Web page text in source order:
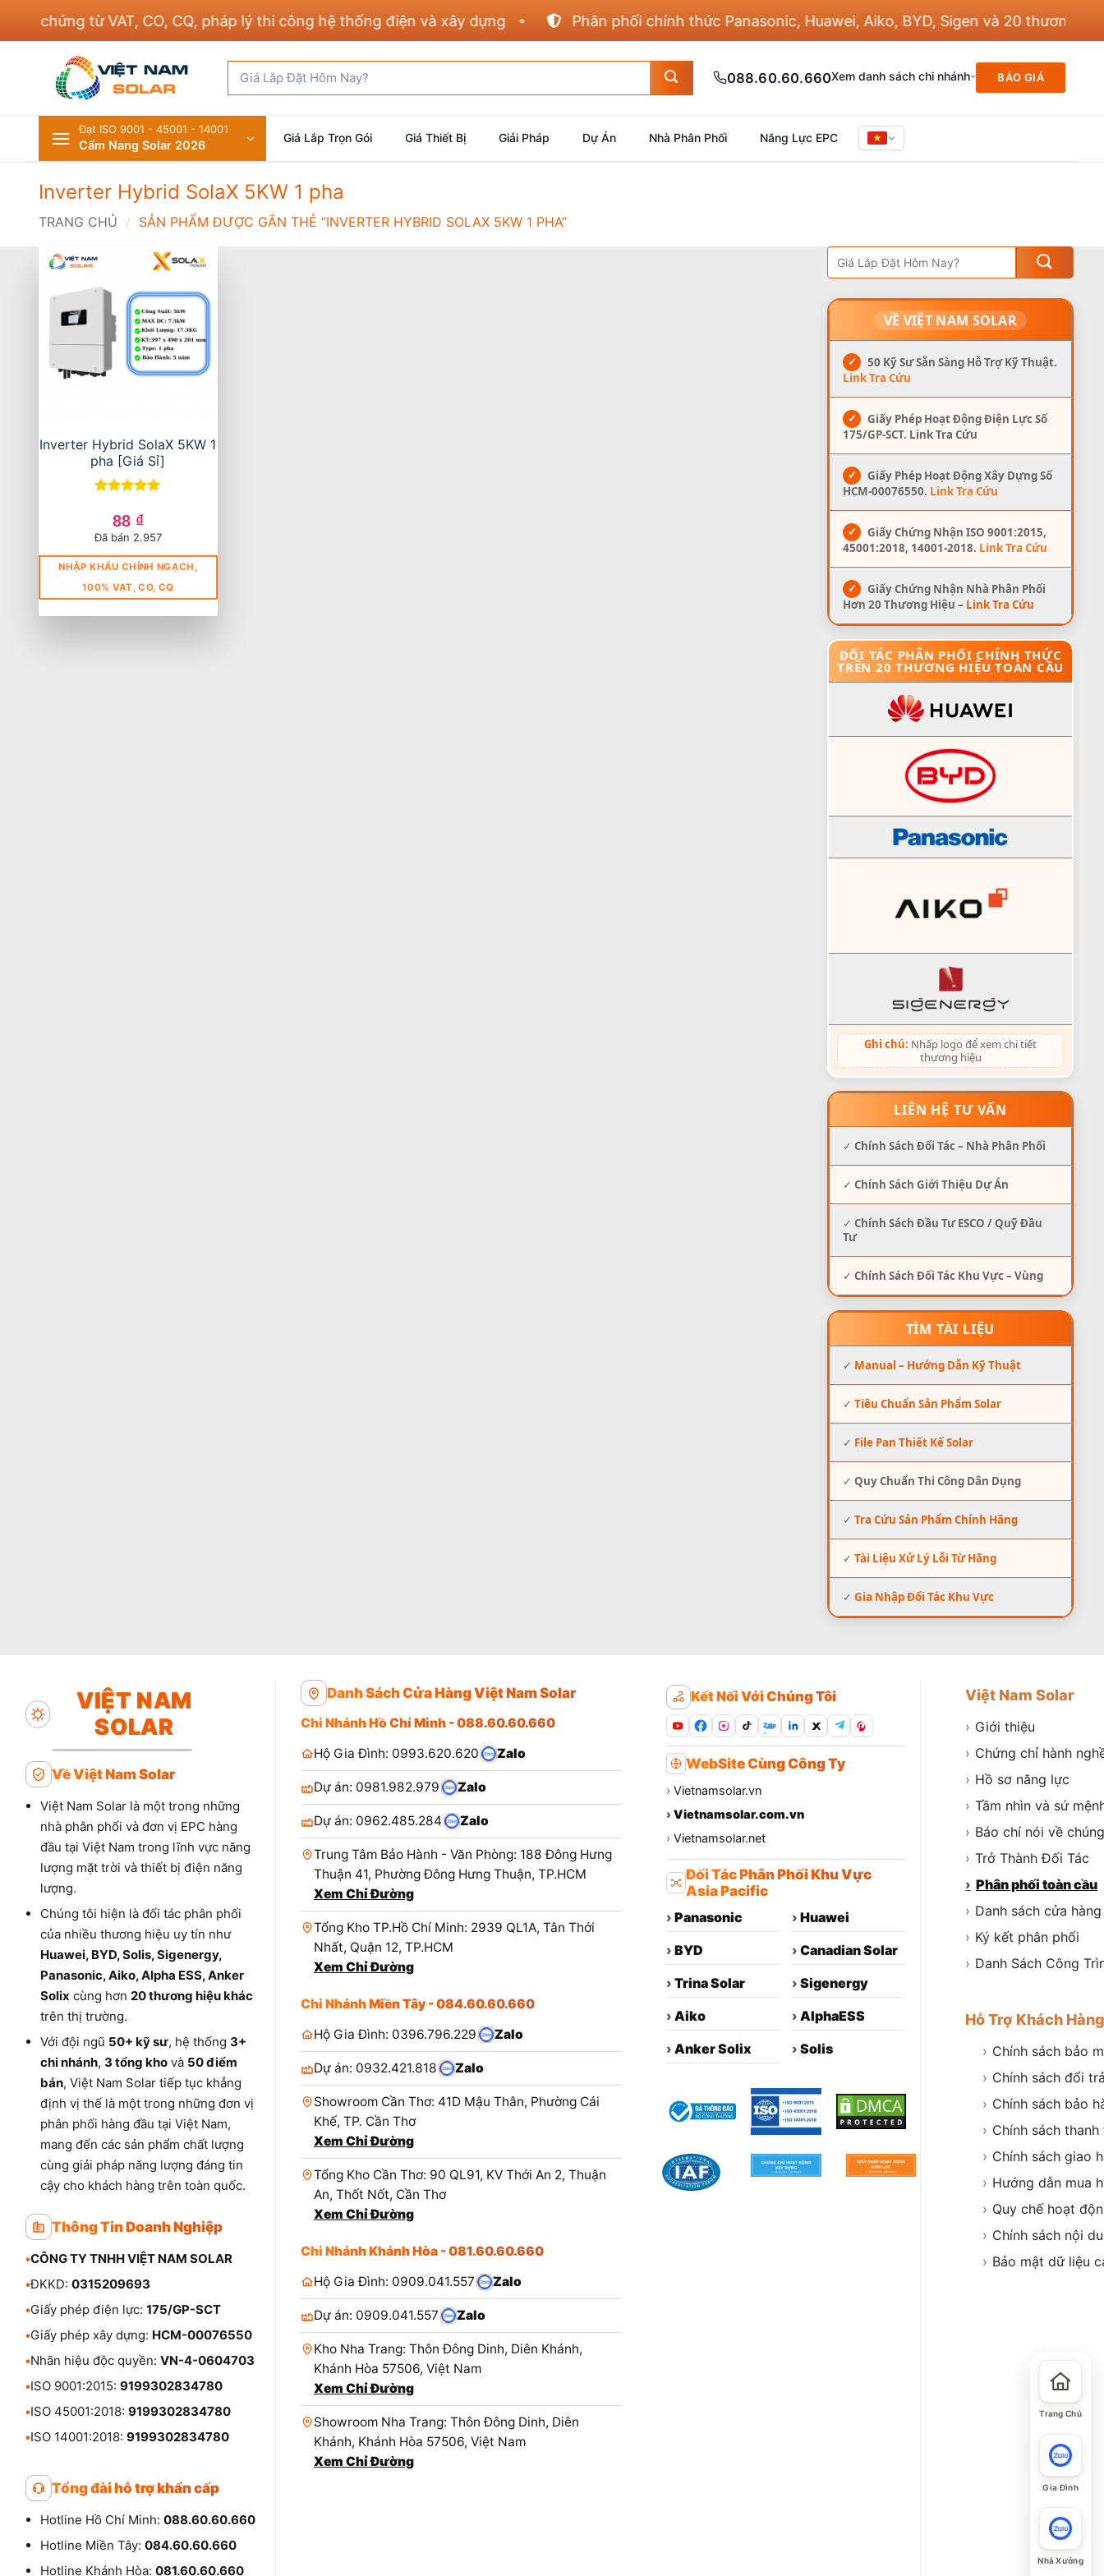
chứng từ VAT, CO, CQ, pháp lý thi công hệ thống điện và xây dựng Phân phối chính thức Panasonic, Huawei, Aiko, BYD, Sigen và 20 thương hiệu
kiếm:
088.60.60.660Xem danh sách chi nhánh BÁO GIÁ
Đạt ISO 9001 - 45001 - 14001
Cẩm Nang Solar 2026 Giá Lắp Trọn Gói Giá Thiết Bị Giải Pháp Dự Án Nhà Phân Phối Năng Lực EPC
Inverter Hybrid SolaX 5KW 1 pha
TRANG CHỦ / SẢN PHẨM ĐƯỢC GẮN THẺ “INVERTER HYBRID SOLAX 5KW 1 PHA”
Inverter Hybrid SolaX 5KW 1
pha [Giá Sỉ]
hạng5 5
sao
88 ₫
Đã bán 2.957
NHẬP KHẨU CHÍNH NGẠCH,
100% VAT, CO, CQ
VỀ VIỆT NAM SOLAR
✓
50 Kỹ Sư Sẵn Sàng Hỗ Trợ Kỹ Thuật.
Link Tra Cứu
✓
Giấy Phép Hoạt Động Điện Lực Số
175/GP-SCT. Link Tra Cứu
✓
Giấy Phép Hoạt Động Xây Dựng Số
HCM-00076550. Link Tra Cứu
✓
Giấy Chứng Nhận ISO 9001:2015,
45001:2018, 14001-2018. Link Tra Cứu
✓
Giấy Chứng Nhận Nhà Phân Phối
Hơn 20 Thương Hiệu – Link Tra Cứu
ĐỐI TÁC PHÂN PHỐI CHÍNH THỨC
TRÊN 20 THƯƠNG HIỆU TOÀN CẦU
Ghi chú: Nhấp logo để xem chi tiết
thương hiệu
LIÊN HỆ TƯ VẤN
✓ Chính Sách Đối Tác – Nhà Phân Phối
✓ Chính Sách Giới Thiệu Dự Án
✓ Chính Sách Đầu Tư ESCO / Quỹ Đầu
Tư
✓ Chính Sách Đối Tác Khu Vực – Vùng
TÌM TÀI LIỆU
✓ Manual – Hướng Dẫn Kỹ Thuật
✓ Tiêu Chuẩn Sản Phẩm Solar
✓ File Pan Thiết Kế Solar
✓ Quy Chuẩn Thi Công Dân Dụng
✓ Tra Cứu Sản Phẩm Chính Hãng
✓ Tài Liệu Xử Lý Lỗi Từ Hãng
✓ Gia Nhập Đối Tác Khu Vực
VIỆT NAM
SOLAR
Về Việt Nam Solar
Việt Nam Solar là một trong những
nhà phân phối và đơn vị EPC hàng
đầu tại Việt Nam trong lĩnh vực năng
lượng mặt trời và thiết bị điện năng
lượng.
Chúng tôi hiện là đối tác phân phối
của nhiều thương hiệu uy tín như
Huawei, BYD, Solis, Sigenergy,
Panasonic, Aiko, Alpha ESS, Anker
Solix cùng hơn 20 thương hiệu khác
trên thị trường.
Với đội ngũ 50+ kỹ sư, hệ thống 3+
chi nhánh, 3 tổng kho và 50 điểm
bán, Việt Nam Solar tiếp tục khẳng
định vị thế là một trong những đơn vị
phân phối hàng đầu tại Việt Nam,
mang đến các sản phẩm chất lượng
cùng giải pháp năng lượng đáng tin
cậy cho khách hàng trên toàn quốc.
Thông Tin Doanh Nghiệp
•CÔNG TY TNHH VIỆT NAM SOLAR
•ĐKKD: 0315209693
•Giấy phép điện lực: 175/GP-SCT
•Giấy phép xây dựng: HCM-00076550
•Nhãn hiệu độc quyền: VN-4-0604703
•ISO 9001:2015: 9199302834780
•ISO 45001:2018: 9199302834780
•ISO 14001:2018: 9199302834780
Tổng đài hỗ trợ khẩn cấp
Hotline Hồ Chí Minh: 088.60.60.660
Hotline Miền Tây: 084.60.60.660
Hotline Khánh Hòa: 081.60.60.660
Danh Sách Cửa Hàng Việt Nam Solar
Chi Nhánh Hồ Chí Minh - 088.60.60.660
Hộ Gia Đình: 0993.620.620
Zalo
Dự án: 0981.982.979 Zalo
Dự án: 0962.485.284 Zalo
Trung Tâm Bảo Hành - Văn Phòng: 188 Đông Hưng
Thuận 41, Phường Đông Hưng Thuận, TP.HCM
Xem Chỉ Đường
Tổng Kho TP.Hồ Chí Minh: 2939 QL1A, Tân Thới
Nhất, Quận 12, TP.HCM
Xem Chỉ Đường
Chi Nhánh Miền Tây - 084.60.60.660
Hộ Gia Đình: 0396.796.229
Zalo
Dự án: 0932.421.818 Zalo
Showroom Cần Thơ: 41D Mậu Thân, Phường Cái
Khế, TP. Cần Thơ
Xem Chỉ Đường
Tổng Kho Cần Thơ: 90 QL91, KV Thới An 2, Thuận
An, Thốt Nốt, Cần Thơ
Xem Chỉ Đường
Chi Nhánh Khánh Hòa - 081.60.60.660
Hộ Gia Đình: 0909.041.557
Zalo
Dự án: 0909.041.557 Zalo
Kho Nha Trang: Thôn Đông Dinh, Diên Khánh,
Khánh Hòa 57506, Việt Nam
Xem Chỉ Đường
Showroom Nha Trang: Thôn Đông Dinh, Diên
Khánh, Khánh Hòa 57506, Việt Nam
Xem Chỉ Đường
Kết Nối Với Chúng Tôi
Zalo
WebSite Cùng Công Ty
› Vietnamsolar.vn
› Vietnamsolar.com.vn
› Vietnamsolar.net
Đối Tác Phân Phối Khu Vực
Asia Pacific
› Panasonic › Huawei
› BYD › Canadian Solar
› Trina Solar › Sigenergy
› Aiko › AlphaESS
› Anker Solix › Solis
Việt Nam Solar
› Giới thiệu
› Chứng chỉ hành
› Hồ sơ năng lực
› Tầm nhìn và sứ
› Báo chí nói về
› Trở Thành Đối Tác
› Phân phối toàn cầu
› Danh sách cửa hàng
› Ký kết phân phối
› Danh Sách Công
Hỗ Trợ Khách Hàng
› Chính sách bảo
› Chính sách đổi
› Chính sách bảo
› Chính sách thanh
› Chính sách giao
› Hướng dẫn mua
› Quy chế hoạt
› Chính sách nội
› Bảo mật dữ liệu
Trang Chủ
Gia Đình
Nhà Xưởng